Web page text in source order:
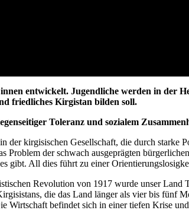
entwickelt. Jugendliche werden in der
friedliches Kirgistan bilden soll.
Toleranz und sozialem
kirgisischen Gesellschaft, die durch starke
der schwach ausgeprägten
gibt. All dies führt zu einer
Revolution von 1917 wurde unser Land
die das Land länger als vier bis fünf
befindet sich in einer tiefen Krise